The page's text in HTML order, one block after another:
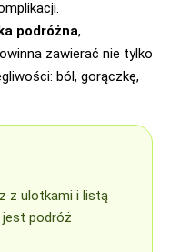
podróżna,
zawierać nie tylko
ból, gorączkę,
z ulotkami i listą
jest podróż